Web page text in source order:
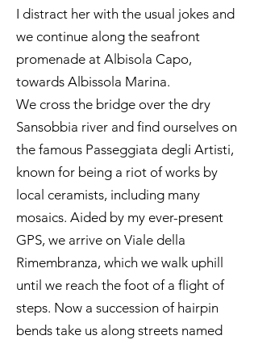
I distract her with the usual jokes and
we continue along the seafront
promenade at Albisola Capo,
towards Albissola Marina.
We cross the bridge over the dry
Sansobbia river and find ourselves on
the famous Passeggiata degli Artisti,
known for being a riot of works by
local ceramists, including many
mosaics. Aided by my ever-present
GPS, we arrive on Viale della
Rimembranza, which we walk uphill
until we reach the foot of a flight of
steps. Now a succession of hairpin
bends take us along streets named